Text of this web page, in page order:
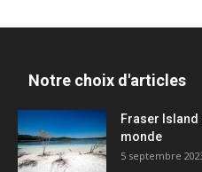
Notre choix d'articles
Fraser Island
monde
5 septembre